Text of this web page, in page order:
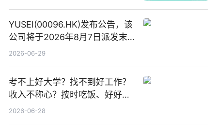
YUSEI(00096.HK)发布公告，该
公司将于2026年8月7日派发末
期股息每股人民币0.013元 每日
2026-06-29
考不上好大学？找不到好工作？
收入不称心？按时吃饭、好好睡
觉
2026-06-28